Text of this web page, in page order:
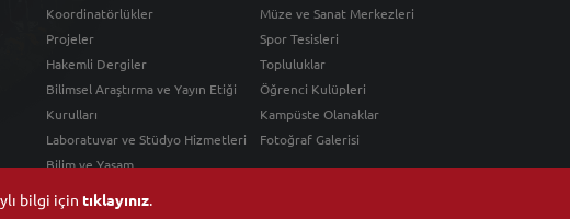
bilgi için tıklayınız.
Koordinatörlükler
Projeler
Hakemli Dergiler
Bilimsel Araştırma ve Yayın Etiği
Kurulları
Laboratuvar ve Stüdyo Hizmetleri
Bilim ve Yaşam
Müze ve Sanat Merkezleri
Spor Tesisleri
Topluluklar
Öğrenci Kulüpleri
Kampüste Olanaklar
Fotoğraf Galerisi